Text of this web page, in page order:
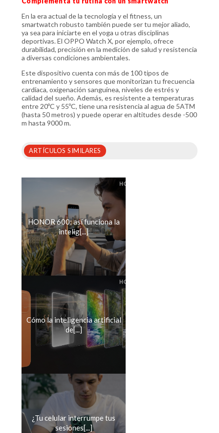
En la era actual de la tecnología y el fitness, un
smartwatch robusto también puede ser tu mejor aliado,
ya sea para iniciarte en el yoga u otras disciplinas
deportivas. El OPPO Watch X, por ejemplo, ofrece
durabilidad, precisión en la medición de salud y resistencia
a diversas condiciones ambientales.
Este dispositivo cuenta con más de 100 tipos de
entrenamiento y sensores que monitorizan tu frecuencia
cardíaca, oxigenación sanguínea, niveles de estrés y
calidad del sueño. Además, es resistente a temperaturas
entre 20ºC y 55ºC, tiene una resistencia al agua de 5ATM
(hasta 50 metros) y puede operar en altitudes desde -500
m hasta 9000 m.
ARTÍCULOS SIMILARES
HONOR 600: así funciona la
intelig[...]
Cómo la inteligencia artificial
de[...]
¿Tu celular interrumpe tus
sesiones[...]